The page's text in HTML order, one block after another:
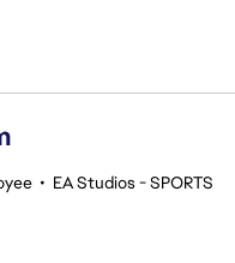
• EA Studios - SPORTS